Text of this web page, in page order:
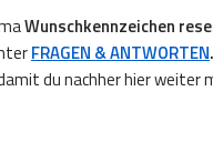
Wunschkennzeichen
FRAGEN & ANTWORTEN.
du nachher hier weiter